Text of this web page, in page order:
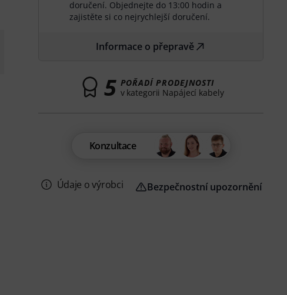
doručení. Objednejte do 13:00 hodin a
zajistěte si co nejrychlejší doručení.
Informace o přepravě
5 POŘADÍ PRODEJNOSTI
v kategorii Napájecí kabely
Konzultace
Údaje o výrobci Bezpečnostní upozornění